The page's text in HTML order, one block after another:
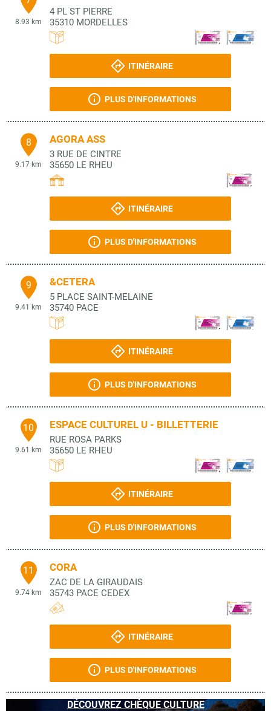
8.93 km
4 PL ST PIERRE
35310 MORDELLES
ITINÉRAIRE
PLUS D'INFORMATIONS
8
9.17 km
AGORA ASS
3 RUE DE CINTRE
35650 LE RHEU
ITINÉRAIRE
PLUS D'INFORMATIONS
9
9.41 km
&CETERA
5 PLACE SAINT-MELAINE
35740 PACE
ITINÉRAIRE
PLUS D'INFORMATIONS
10
9.61 km
ESPACE CULTUREL U - BILLETTERIE
RUE ROSA PARKS
35650 LE RHEU
ITINÉRAIRE
PLUS D'INFORMATIONS
11
9.74 km
CORA
ZAC DE LA GIRAUDAIS
35743 PACE CEDEX
ITINÉRAIRE
PLUS D'INFORMATIONS
DÉCOUVREZ CHÈQUE CULTURE